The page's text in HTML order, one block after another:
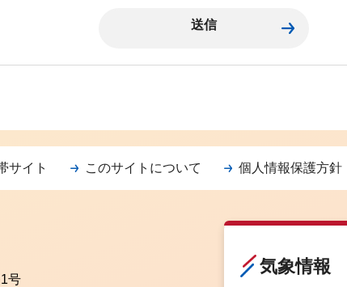
サイト このサイトについて 個人情報保護方針
号
気象情報